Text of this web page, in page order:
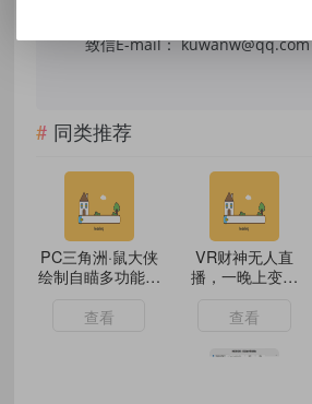
致信E-mail： kuwanw@qq.com
同类推荐
PC三角洲·鼠大侠
绘制自瞄多功能免
查看
VR财神无人直
播，一晚上变现
查看